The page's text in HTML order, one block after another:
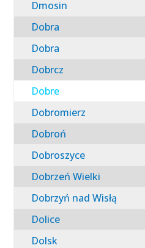
Dmosin
Dobra
Dobra
Dobrcz
Dobre
Dobromierz
Dobroń
Dobroszyce
Dobrzeń Wielki
Dobrzyń nad Wisłą
Dolice
Dolsk